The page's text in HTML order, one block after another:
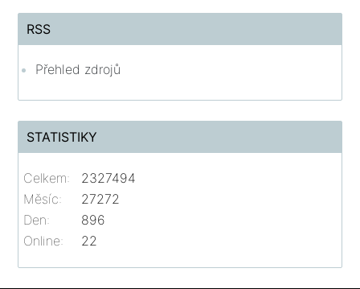
RSS
Přehled zdrojů
STATISTIKY
Online: 22
Celkem:
2327494
Měsíc:
27272
Den:
896